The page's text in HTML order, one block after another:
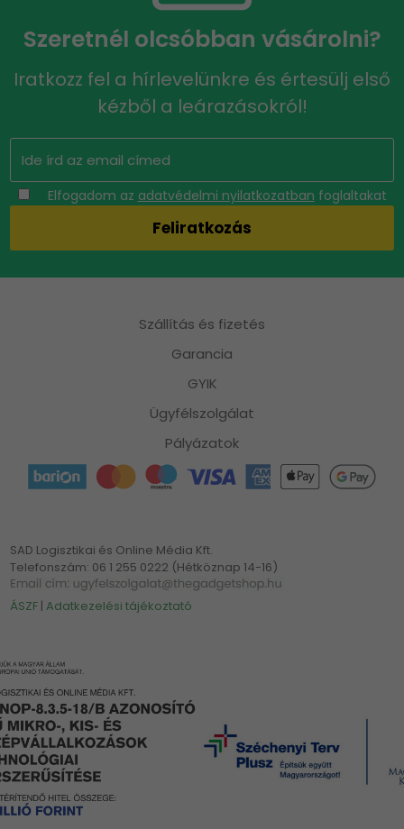
Szeretnél olcsóbban vásárolni?
Iratkozz fel a hírlevelünkre és értesülj első
kézből a leárazásokról!
Elfogadom az adatvédelmi nyilatkozatban foglaltakat
Szállítás és fizetés
Garancia
GYIK
Ügyfélszolgálat
Pályázatok
SAD Logisztikai és Online Média Kft.
Telefonszám: 06 1 255 0222 (Hétköznap 14-16)
ÁSZF |Adatkezelési tájékoztató